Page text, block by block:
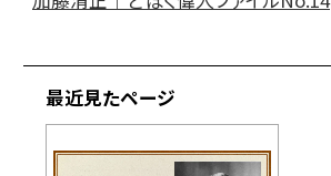
最近見たページ